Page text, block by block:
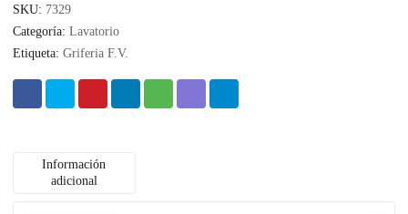
SKU: 7329
Categoría: Lavatorio
Etiqueta: Griferia F.V.
Información
adicional